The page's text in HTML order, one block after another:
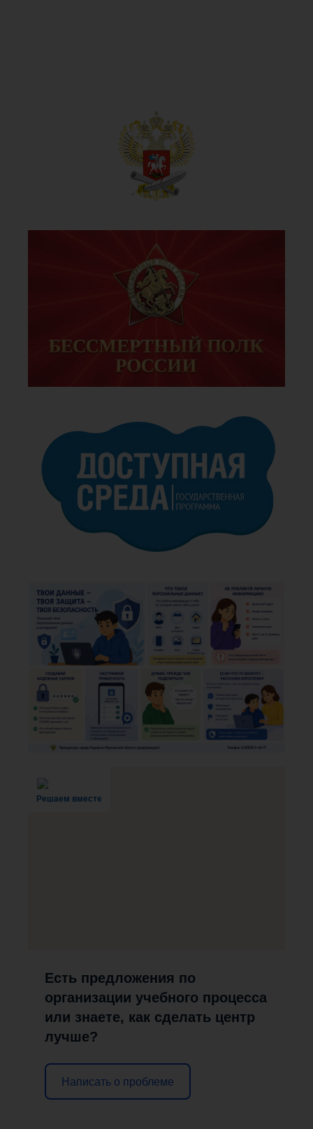
Решаем вместе
Есть предложения по
организации учебного процесса
или знаете, как сделать центр
лучше?
Написать о проблеме